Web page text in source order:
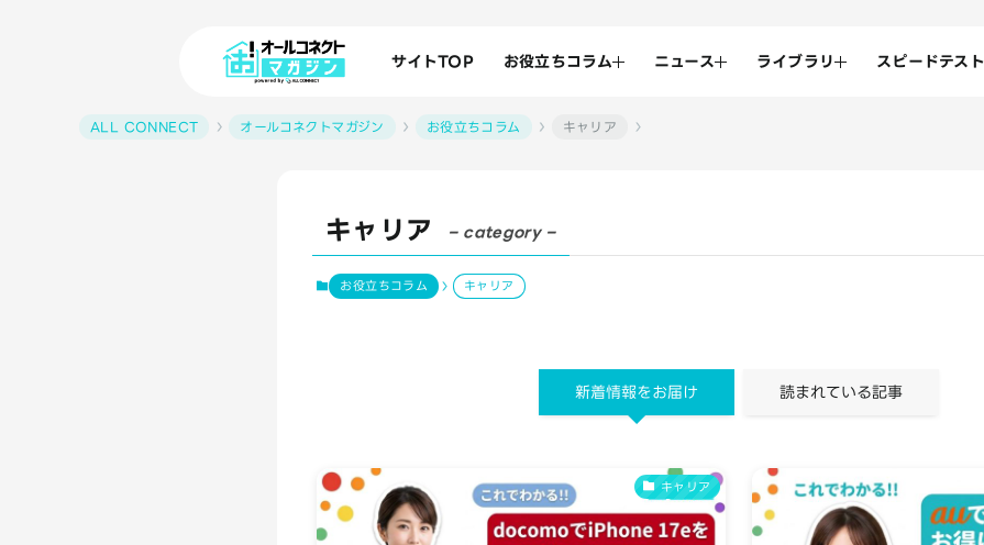
サイトTOP お役立ちコラム ニュース ライブラリ スピードテスト
ALL CONNECT オールコネクトマガジン お役立ちコラム キャリア
キャリア – category –
お役立ちコラム キャリア
新着情報をお届け 読まれている記事
キャリア